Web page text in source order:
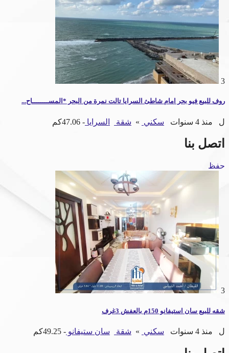
3
روف للبيع فيو بحر امام شاطئ السرايا تالت نمرة من البحر *المســــــــاح...
ل منذ 4 سنوات سكني » شقة السرايا - 47.06كم
اتصل بنا
حفظ
3
شقه للبيع سان استيفانو 150م بالعفش 3غرف
ل منذ 4 سنوات سكني » شقة سان ستيفانو - 49.25كم